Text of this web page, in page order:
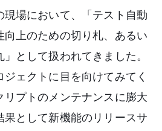
現場において、「テスト自動
上のための切り札、あるい
として扱われてきました。
ジェクトに目を向けてみてく
リプトのメンテナンスに膨大
果として新機能のリリースサ